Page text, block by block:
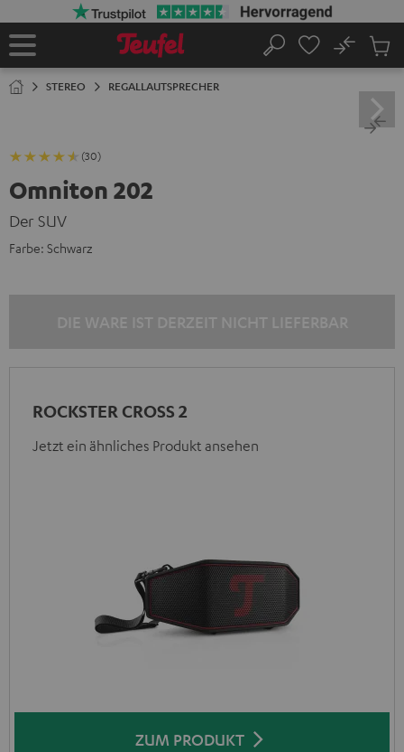
Startseite
Suche
No
STEREO REGALLAUTSPRECHER
(30)
Omniton 202
Der SUV
Farbe: Schwarz
ROCKSTER CROSS 2
Jetzt ein ähnliches Produkt ansehen
ZUM PRODUKT